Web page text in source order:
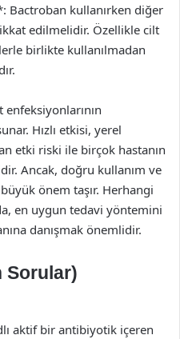
Bactroban kullanırken diğer
edilmelidir. Özellikle cilt
birlikte kullanılmadan
Hızlı etkisi, yerel
etki riski ile birçok hastanın
Ancak, doğru kullanım ve
önem taşır. Herhangi
en uygun tedavi yöntemini
danışmak önemlidir.
Sorular)
aktif bir antibiyotik içeren